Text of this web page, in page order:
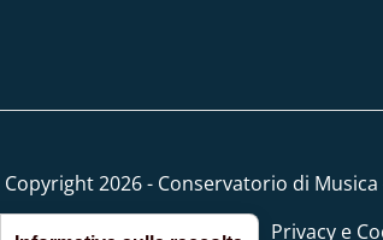
Copyright 2026 - Conservatorio di
Privacy e